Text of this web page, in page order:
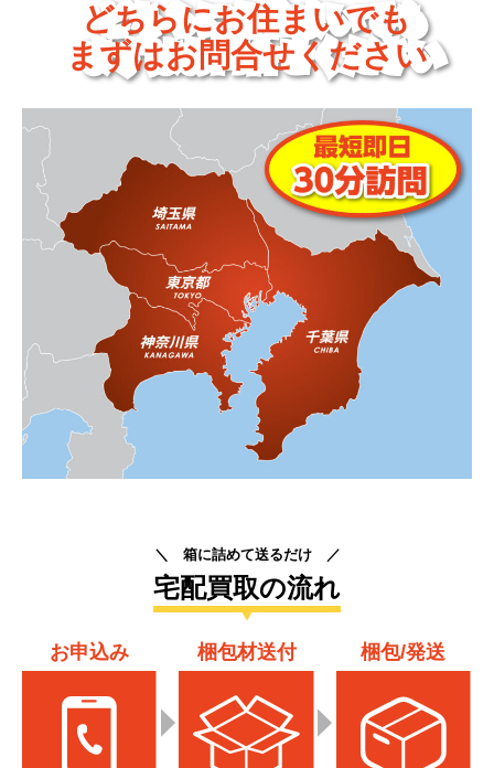
どちらにお住まいでも
まずはお問合せください
＼ 箱に詰めて送るだけ ／
宅配買取の流れ
お申込み 梱包材送付 梱包/発送